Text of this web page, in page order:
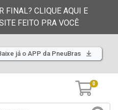
FINAL? CLIQUE AQUI E
FEITO PRA VOCÊ
já o APP da PneuBras
0